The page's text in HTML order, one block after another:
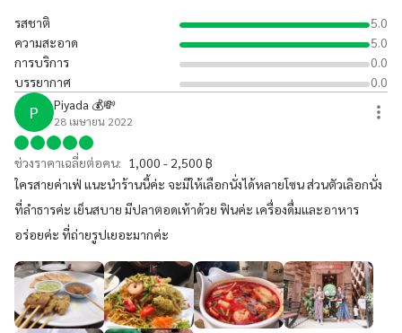
รสชาติ
5.0
ความสะอาด
5.0
การบริการ
0.0
บรรยากาศ
0.0
P Piyada 💰💸
28 เมษายน 2022
ช่วงราคาเฉลี่ยต่อคน: 1,000 - 2,500 ฿
ใครสายค่าเฟ่ แนะนำร้านนี้ค่ะ จะมีให้เลือกนั่งได้หลายโซน ส่วนตัวเลิอกนั่ง
ที่ลำธารค่ะ เย็นสบาย มีปลาตอดเท้าด้วย ฟินค่ะ เครื่องดื่มและอาหาร
อร่อยค่ะ ที่ถ่ายรูปเยอะมากค่ะ